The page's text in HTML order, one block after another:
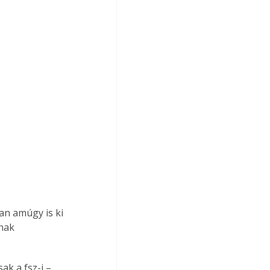
amúgy is ki